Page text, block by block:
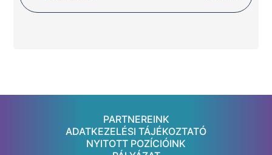
PARTNEREINK
ADATKEZELÉSI TÁJÉKOZTATÓ
NYITOTT POZÍCIÓINK